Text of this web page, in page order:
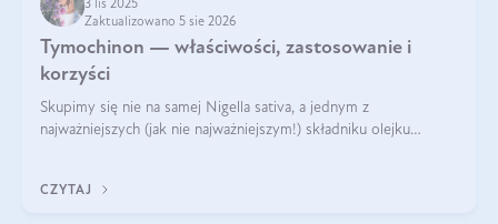
3 lis 2025
Zaktualizowano 5 sie 2026
Tymochinon — właściwości, zastosowanie i
korzyści
Skupimy się nie na samej Nigella sativa, a jednym z
najważniejszych (jak nie najważniejszym!) składniku olejku
CZYTAJ